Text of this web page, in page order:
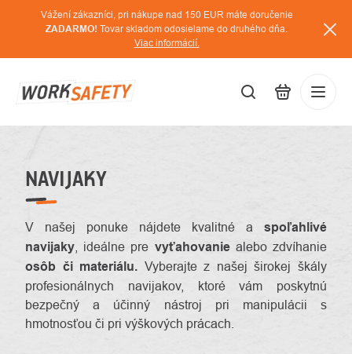
Vážení zákazníci, pri nákupe nad 150 EUR máte doručenie
ZADARMO! Tovar skladom odosielame do druhého dňa.
Viac informácií.
NAVIJAKY
V našej ponuke nájdete kvalitné a spoľahlivé
navijaky , ideálne pre vyťahovaniealebo zdvíhanie
osôb či materiálu. Vyberajte z našej širokej škály
profesionálnych navijakov, ktoré vám poskytnú
bezpečný a účinný nástroj pri manipulácii s
hmotnosťou či pri výškových prácach.